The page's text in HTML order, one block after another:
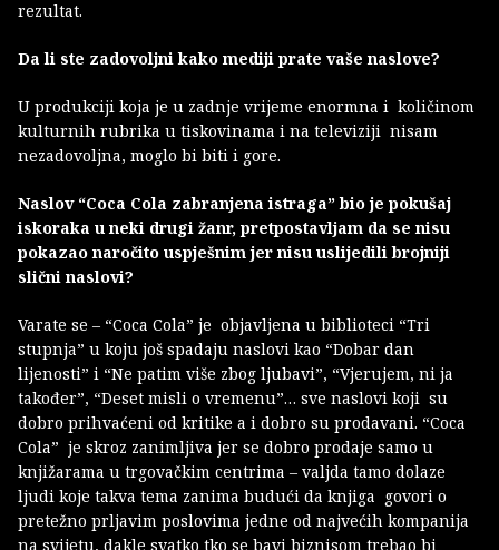
rezultat.
Da li ste zadovoljni kako mediji prate vaše naslove?
U produkciji koja je u zadnje vrijeme enormna i količinom
kulturnih rubrika u tiskovinama i na televiziji nisam
nezadovoljna, moglo bi biti i gore.
Naslov “Coca Cola zabranjena istraga” bio je pokušaj
iskoraka u neki drugi žanr, pretpostavljam da se nisu
pokazao naročito uspješnim jer nisu uslijedili brojniji
slični naslovi?
Varate se – “Coca Cola” je objavljena u biblioteci “Tri
stupnja” u koju još spadaju naslovi kao “Dobar dan
lijenosti” i “Ne patim više zbog ljubavi”, “Vjerujem, ni ja
također”, “Deset misli o vremenu”… sve naslovi koji su
dobro prihvaćeni od kritike a i dobro su prodavani. “Coca
Cola” je skroz zanimljiva jer se dobro prodaje samo u
knjižarama u trgovačkim centrima – valjda tamo dolaze
ljudi koje takva tema zanima budući da knjiga govori o
pretežno prljavim poslovima jedne od najvećih kompanija
na svijetu, dakle svatko tko se bavi biznisom trebao bi